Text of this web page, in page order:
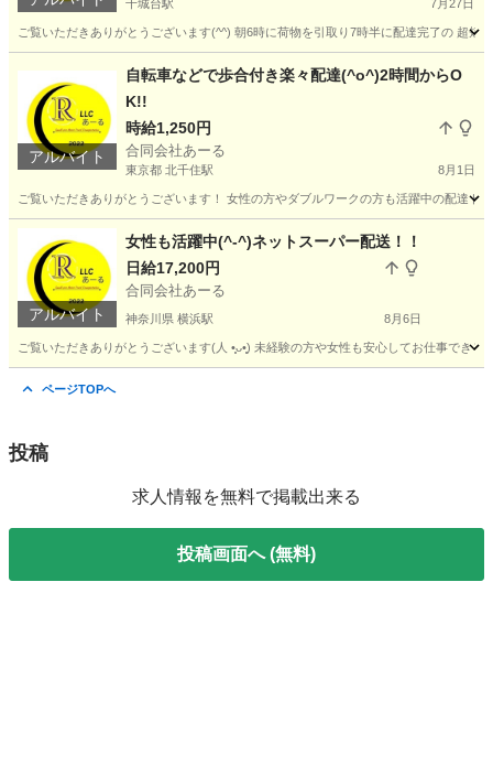
千城台駅 7月27日
ご覧いただきありがとうございます(^^) 朝6時に荷物を引取り7時半に配達完了の 超
千城台駅 配送 荷物
アルバイト
自転車などで歩合付き楽々配達(^o^)2時間からO
K!!
時給1,250円
合同会社あーる
東京都 北千住駅 8月1日
ご覧いただきありがとうございます！ 女性の方やダブルワークの方も活躍中の配達
東京 足立区 北千住駅 荷物
アルバイト
女性も活躍中(^-^)ネットスーパー配送！！
日給17,200円
合同会社あーる
神奈川県 横浜駅 8月6日
ご覧いただきありがとうございます(⁠人⁠ ⁠•͈⁠ᴗ⁠•͈⁠) 未経験の方や女性も安心してお仕事でき
ページTOPへ
投稿
求人情報を無料で掲載出来る
投稿画面へ (無料)